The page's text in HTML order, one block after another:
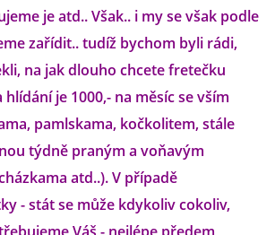
FRETČÍCH DŮCHODCŮ
FRETKY.
je atd.. Však.. i my se však podle
zařídit.. tudíž bychom byli rádi,
na jak dlouho chcete fretečku
je 1000,- na měsíc se vším
pamlskama, kočkolitem, stále
týdně praným a voňavým
atd..). V případě
- stát se může kdykoliv cokoliv,